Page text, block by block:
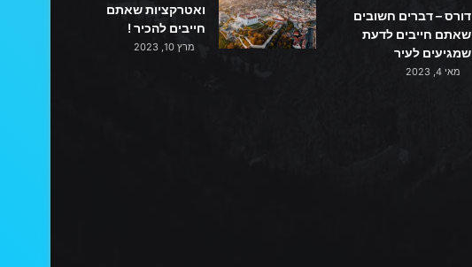
דורס – דברים חשובים
שאתם חייבים לדעת
שמגיעים לעיר
מאי 4, 2023
ואטרקציות שאתם
חייבים להכיר !
מרץ 10, 2023